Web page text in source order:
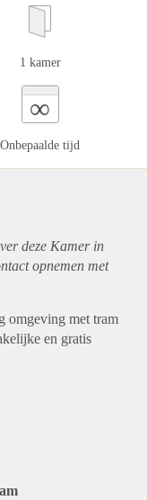
1 kamer
∞
Onbepaalde tijd
deze Kamer in
opnemen met
omgeving met tram
en gratis